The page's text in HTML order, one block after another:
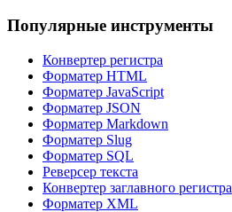
Популярные инструменты
Конвертер регистра
Форматер HTML
Форматер JavaScript
Форматер JSON
Форматер Markdown
Форматер Slug
Форматер SQL
Реверсер текста
Конвертер заглавного регистра
Форматер XML